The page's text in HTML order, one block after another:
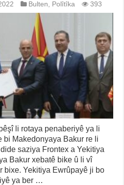
Bulten, Polîtîka 393
li rotaya penaberiyê ya li
bi Makedonyaya Bakur re li
saziya Frontex a Yekitiya
Bakur xebatê bike û li vî
bixe. Yekitiya Ewrûpayê ji bo
ya ber …